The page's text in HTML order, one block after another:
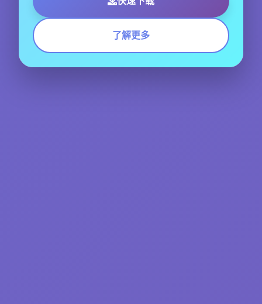
了解更多